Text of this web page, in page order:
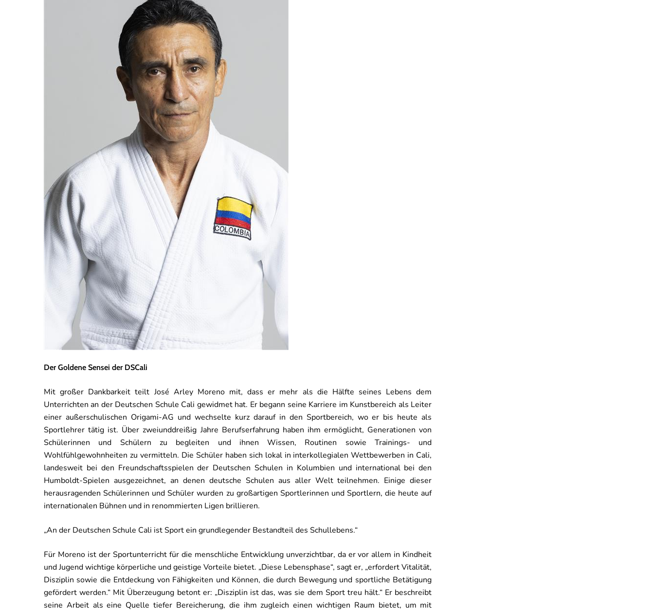
Der Goldene Sensei der DSCali
Mit großer Dankbarkeit teilt José Arley Moreno mit, dass er mehr als die Hälfte seines Lebens dem
Unterrichten an der Deutschen Schule Cali gewidmet hat. Er begann seine Karriere im Kunstbereich als Leiter
einer außerschulischen Origami-AG und wechselte kurz darauf in den Sportbereich, wo er bis heute als
Sportlehrer tätig ist. Über zweiunddreißig Jahre Berufserfahrung haben ihm ermöglicht, Generationen von
Schülerinnen und Schülern zu begleiten und ihnen Wissen, Routinen sowie Trainings- und
Wohlfühlgewohnheiten zu vermitteln. Die Schüler haben sich lokal in interkollegialen Wettbewerben in Cali,
landesweit bei den Freundschaftsspielen der Deutschen Schulen in Kolumbien und international bei den
Humboldt-Spielen ausgezeichnet, an denen deutsche Schulen aus aller Welt teilnehmen. Einige dieser
herausragenden Schülerinnen und Schüler wurden zu großartigen Sportlerinnen und Sportlern, die heute auf
internationalen Bühnen und in renommierten Ligen brillieren.
„An der Deutschen Schule Cali ist Sport ein grundlegender Bestandteil des Schullebens.“
Für Moreno ist der Sportunterricht für die menschliche Entwicklung unverzichtbar, da er vor allem in Kindheit
und Jugend wichtige körperliche und geistige Vorteile bietet. „Diese Lebensphase“, sagt er, „erfordert Vitalität,
Disziplin sowie die Entdeckung von Fähigkeiten und Können, die durch Bewegung und sportliche Betätigung
gefördert werden.“ Mit Überzeugung betont er: „Disziplin ist das, was sie dem Sport treu hält.“ Er beschreibt
seine Arbeit als eine Quelle tiefer Bereicherung, die ihm zugleich einen wichtigen Raum bietet, um mit